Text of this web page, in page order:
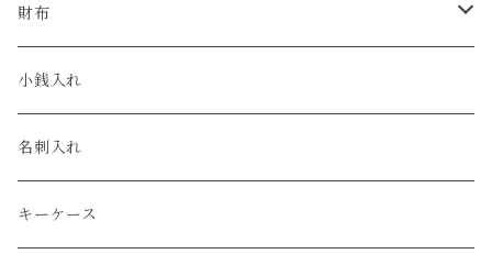
クロコダイル
エコレザー
エレファント
アリゲーター
ユリスナルダン / ULYSSE NARDIN
セイコー / SEIKO
ルミノックス / LUMINOX
エルメス / HERMES
カルティエ / Cartier
財布
コンパクト
長財布
小銭入れ
名刺入れ
キーケース